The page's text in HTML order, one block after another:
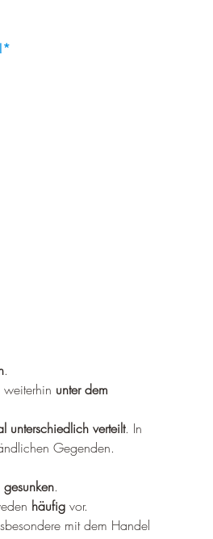
.
unter dem
unterschiedlich verteilt. In
Gegenden.
gesunken.
häufig vor.
mit dem Handel